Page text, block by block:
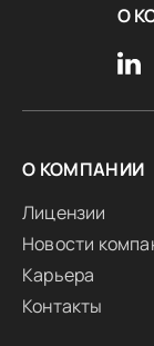
О
О КОМПАНИИ
Лицензии
Новости
Карьера
Контакты